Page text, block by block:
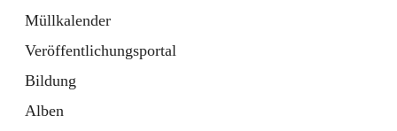
Müllkalender
Veröffentlichungsportal
Bildung
Alben